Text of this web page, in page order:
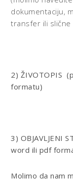
dokumentaciju,
transfer ili slične
2) ŽIVOTOPIS
formatu)
3) OBJAVLJENI
word ili pdf
Molimo da nam